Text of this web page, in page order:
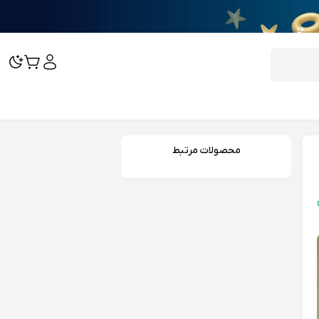
محصولات مرتبط